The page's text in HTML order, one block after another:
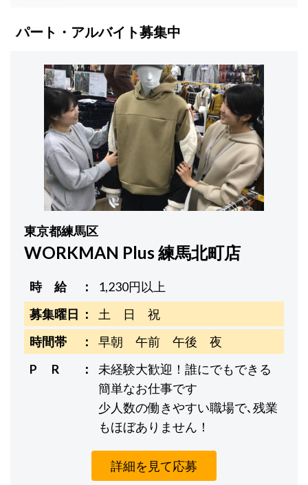
パート・アルバイト募集中
東京都練馬区
WORKMAN Plus 練馬北町店
時 給
1,230円以上
募集曜日
土 日 祝
時間帯
早朝 午前 午後 夜
P R
未経験大歓迎！誰にでもできる
簡単なお仕事です
少人数の働きやすい職場で､残業
もほぼありません！
詳細を見て応募